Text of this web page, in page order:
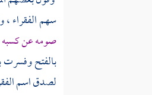
سهم الفقراء
صومه عن كسبه
بالفتح وفسرت
لصدق اسم